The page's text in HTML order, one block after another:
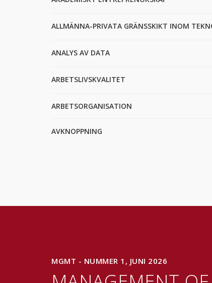
ALLMÄNNA-PRIVATA GRÄNSSKIKT INOM
ANALYS AV DATA
ARBETSLIVSKVALITET
ARBETSORGANISATION
AVKNOPPNING
MGMT - NUMMER 1, JUNI 2026